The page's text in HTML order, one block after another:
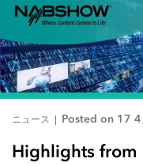
ニュース | Posted on 17
Highlights from